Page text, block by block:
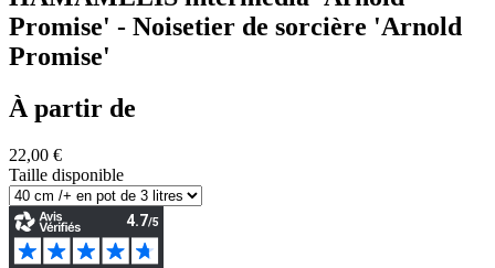
Promise' - Noisetier de sorcière 'Arnold
Promise'
À partir de
22,00 €
Taille disponible